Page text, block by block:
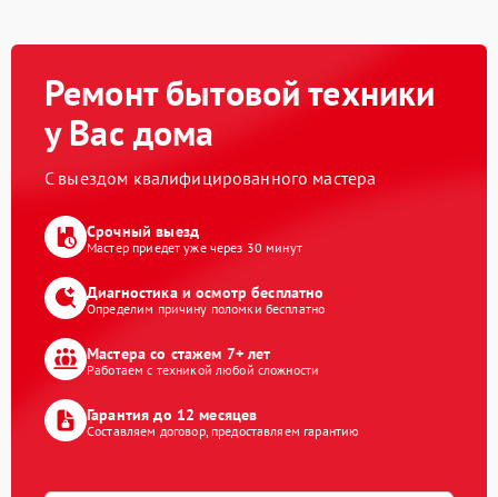
Ремонт бытовой техники
у Вас дома
С выездом квалифицированного мастера
Срочный выезд
Мастер приедет уже через 30 минут
Диагностика и осмотр бесплатно
Определим причину поломки бесплатно
Мастера со стажем 7+ лет
Работаем с техникой любой сложности
Гарантия до 12 месяцев
Составляем договор, предоставляем гарантию